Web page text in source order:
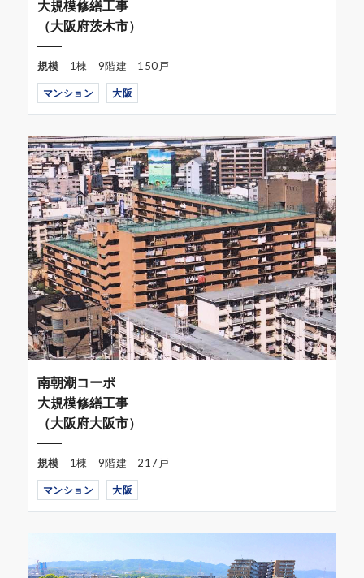
大規模修繕工事
（大阪府茨木市）
規模 1棟 9階建 150戸
マンション 大阪
南朝潮コーポ
大規模修繕工事
（大阪府大阪市）
規模 1棟 9階建 217戸
マンション 大阪